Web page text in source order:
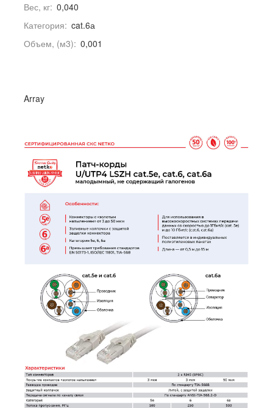
Вес, кг: 0,040
Категория: cat.6а
Объем, (м3): 0,001
Array